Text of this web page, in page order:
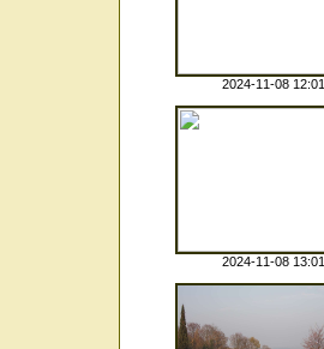
2024-11-08 12:01
2024-11-08 13:01